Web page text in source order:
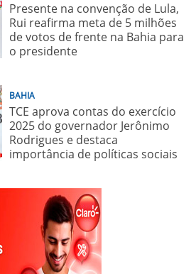
Presente na convenção de Lula,
Rui reafirma meta de 5 milhões
de votos de frente na Bahia para
o presidente
BAHIA
TCE aprova contas do exercício
2025 do governador Jerônimo
Rodrigues e destaca
importância de políticas sociais